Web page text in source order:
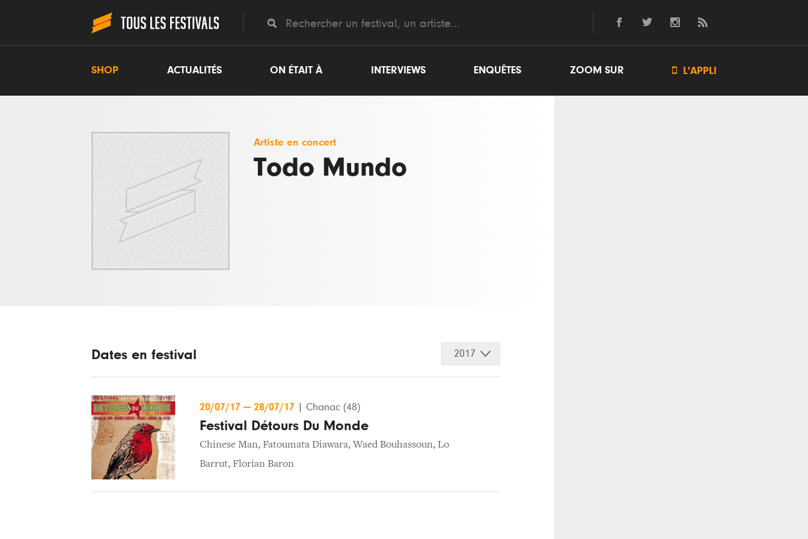
SHOP ACTUALITÉS ON ÉTAIT À INTERVIEWS ENQUÊTES ZOOM SUR  L'APPLI
Artiste en concert
Todo Mundo
Dates en festival 2017
20/07/17 — 28/07/17 Chanac (48)
Festival Détours Du Monde
Chinese Man, Fatoumata Diawara,Waed Bouhassoun, Lo
Barrut, Florian Baron